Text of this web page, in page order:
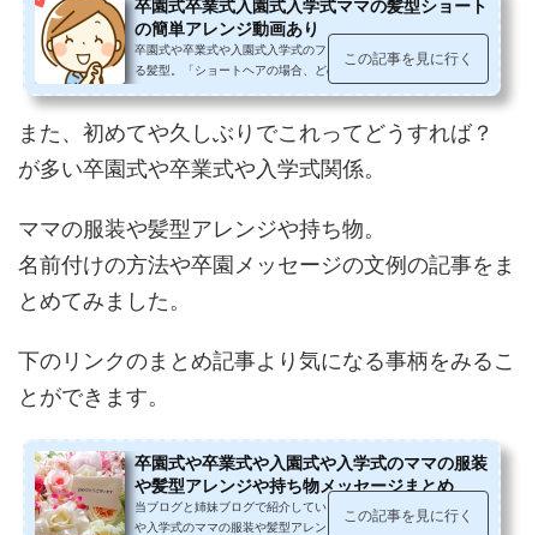
卒園式卒業式入園式入学式ママの髪型ショート
の簡単アレンジ動画あり
卒園式や卒業式や入園式入学式のフォーマルなスタイルに合わせ
る髪型。「ショートヘアの場合、どのようなヘアアレンジができ
この記事を見に行く
また、初めてや久しぶりでこれってどうすれば？
が多い卒園式や卒業式や入学式関係。
ママの服装や髪型アレンジや持ち物。
名前付けの方法や卒園メッセージの文例の記事をま
とめてみました。
下のリンクのまとめ記事より気になる事柄をみるこ
とができます。
卒園式や卒業式や入園式や入学式のママの服装
や髪型アレンジや持ち物メッセージまとめ
当ブログと姉妹ブログで紹介している、卒園式や卒業式や入園式
や入学式のママの服装や髪型アレンジや持ち物。名前付けの方法
この記事を見に行く